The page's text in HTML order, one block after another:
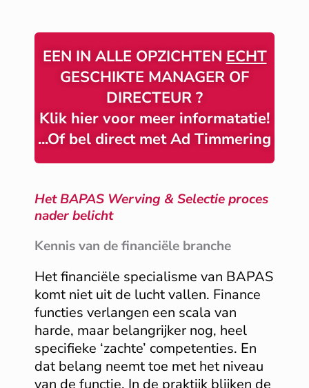
EEN IN ALLE OPZICHTEN ECHT
GESCHIKTE MANAGER OF
DIRECTEUR ?
Klik hier voor meer informatatie!
...Of bel direct met Ad Timmering
Het BAPAS Werving & Selectie proces
nader belicht
Kennis van de financiële branche
Het financiële specialisme van BAPAS
komt niet uit de lucht vallen. Finance
functies verlangen een scala van
harde, maar belangrijker nog, heel
specifieke ‘zachte’ competenties. En
dat belang neemt toe met het niveau
van de functie. In de praktijk blijken de